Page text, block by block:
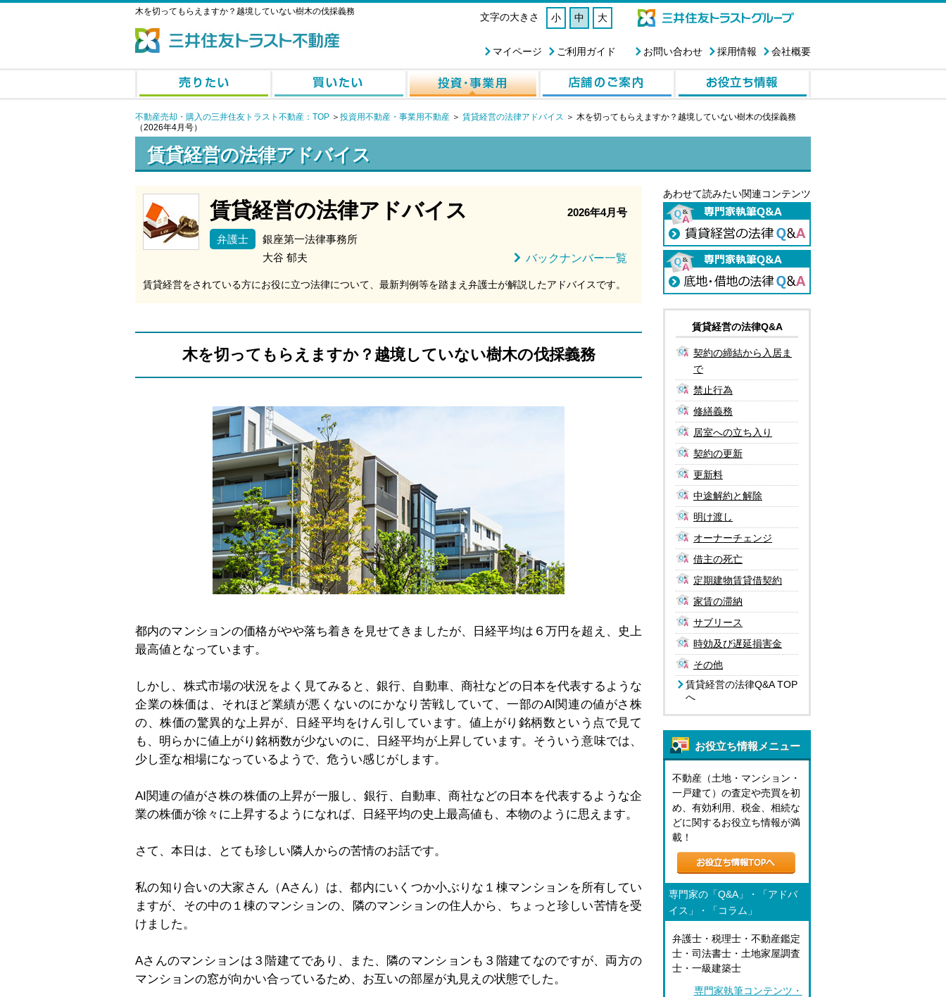
木を切ってもらえますか？越境していない樹木の伐採義務 文字の大きさ 小 中 大
会社概要
採用情報
お問い合わせ
ご利用ガイド
マイページ
不動産売却・購入の三井住友トラスト不動産：TOP ＞ 投資用不動産・事業用不動産 ＞ 賃貸経営の法律アドバイス ＞ 木を切ってもらえますか？越境していない樹木の伐採義務
（2026年4月号）
賃貸経営の法律アドバイス
賃貸経営の法律アドバイス
弁護士
銀座第一法律事務所
大谷 郁夫
2026年4月号
賃貸経営をされている方にお役に立つ法律について、最新判例等を踏まえ弁護士が解説したアドバイスです。
木を切ってもらえますか？越境していない樹木の伐採義務
都内のマンションの価格がやや落ち着きを見せてきましたが、日経平均は６万円を超え、史上
最高値となっています。
しかし、株式市場の状況をよく見てみると、銀行、自動車、商社などの日本を代表するような
企業の株価は、それほど業績が悪くないのにかなり苦戦していて、一部のAI関連の値がさ株
の、株価の驚異的な上昇が、日経平均をけん引しています。値上がり銘柄数という点で見て
も、明らかに値上がり銘柄数が少ないのに、日経平均が上昇しています。そういう意味では、
少し歪な相場になっているようで、危うい感じがします。
AI関連の値がさ株の株価の上昇が一服し、銀行、自動車、商社などの日本を代表するような企
業の株価が徐々に上昇するようになれば、日経平均の史上最高値も、本物のように思えます。
さて、本日は、とても珍しい隣人からの苦情のお話です。
私の知り合いの大家さん（Aさん）は、都内にいくつか小ぶりな１棟マンションを所有してい
ますが、その中の１棟のマンションの、隣のマンションの住人から、ちょっと珍しい苦情を受
けました。
Aさんのマンションは３階建てであり、また、隣のマンションも３階建てなのですが、両方の
マンションの窓が向かい合っているため、お互いの部屋が丸見えの状態でした。
あわせて読みたい関連コンテンツ
賃貸経営の法律Q&A
契約の締結から入居ま
で
禁止行為
修繕義務
居室への立ち入り
契約の更新
更新料
中途解約と解除
明け渡し
オーナーチェンジ
借主の死亡
定期建物賃貸借契約
家賃の滞納
サブリース
時効及び遅延損害金
その他
賃貸経営の法律Q&A TOP
へ
お役立ち情報メニュー
不動産（土地・マンション・
一戸建て）の査定や売買を初
め、有効利用、税金、相続な
どに関するお役立ち情報が満
載！
専門家の「Q&A」・「アドバ
イス」・「コラム」
弁護士・税理士・不動産鑑定
士・司法書士・土地家屋調査
士・一級建築士
専門家執筆コンテンツ・